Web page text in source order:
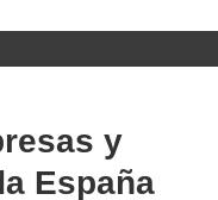
y
España